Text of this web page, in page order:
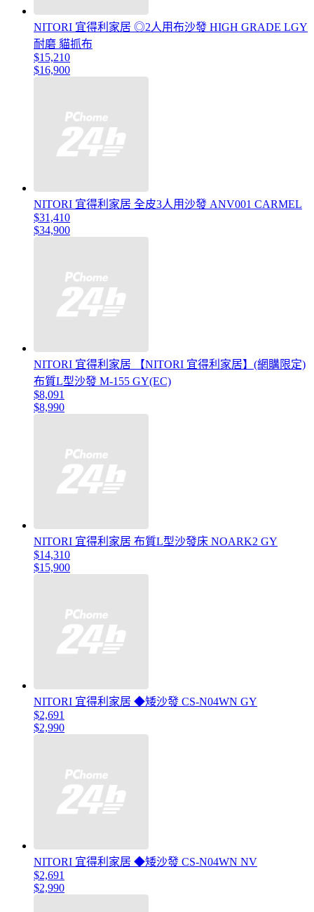
NITORI 宜得利家居 ◎2人用布沙發 HIGH GRADE LGY
耐磨 貓抓布
$15,210
$16,900
NITORI 宜得利家居 全皮3人用沙發 ANV001 CARMEL
$31,410
$34,900
NITORI 宜得利家居 【NITORI 宜得利家居】(網購限定)
布質L型沙發 M-155 GY(EC)
$8,091
$8,990
NITORI 宜得利家居 布質L型沙發床 NOARK2 GY
$14,310
$15,900
NITORI 宜得利家居 ◆矮沙發 CS-N04WN GY
$2,691
$2,990
NITORI 宜得利家居 ◆矮沙發 CS-N04WN NV
$2,691
$2,990